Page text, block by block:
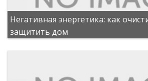
Негативная энергетика: как
защитить дом